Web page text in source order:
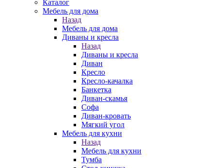
Каталог
Мебель для дома
Назад
Мебель для дома
Диваны и кресла
Назад
Диваны и кресла
Диван
Кресло
Кресло-качалка
Банкетка
Диван-скамья
Софа
Диван-кровать
Мягкий угол
Мебель для кухни
Назад
Мебель для кухни
Тумба